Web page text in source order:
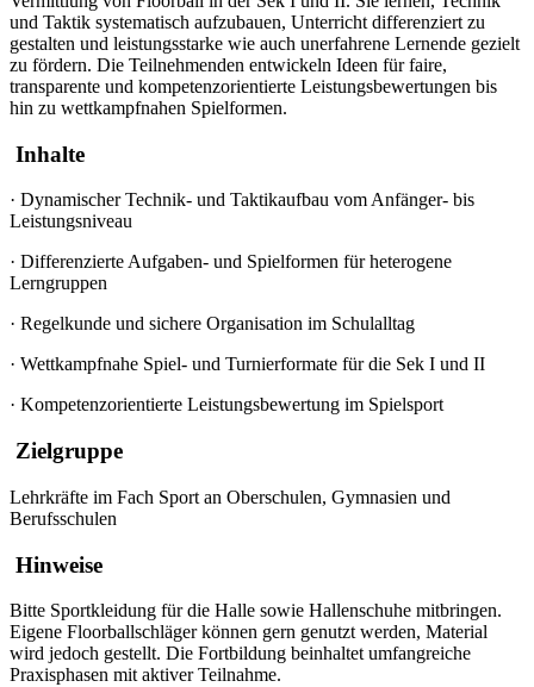
und Taktik systematisch aufzubauen, Unterricht differenziert zu
gestalten und leistungsstarke wie auch unerfahrene Lernende gezielt
zu fördern. Die Teilnehmenden entwickeln Ideen für faire,
transparente und kompetenzorientierte Leistungsbewertungen bis
hin zu wettkampfnahen Spielformen.
Inhalte
· Dynamischer Technik- und Taktikaufbau vom Anfänger- bis
Leistungsniveau
· Differenzierte Aufgaben- und Spielformen für heterogene
Lerngruppen
· Regelkunde und sichere Organisation im Schulalltag
· Wettkampfnahe Spiel- und Turnierformate für die Sek I und II
· Kompetenzorientierte Leistungsbewertung im Spielsport
Zielgruppe
Lehrkräfte im Fach Sport an Oberschulen, Gymnasien und
Berufsschulen
Hinweise
Bitte Sportkleidung für die Halle sowie Hallenschuhe mitbringen.
Eigene Floorballschläger können gern genutzt werden, Material
wird jedoch gestellt. Die Fortbildung beinhaltet umfangreiche
Praxisphasen mit aktiver Teilnahme.